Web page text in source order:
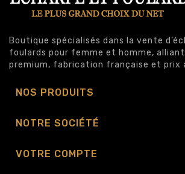
Boutique spécialisés dans la vente
foulards pour femme et homme,
premium, fabrication française et prix
NOS PRODUITS
NOTRE SOCIÉTÉ
VOTRE COMPTE